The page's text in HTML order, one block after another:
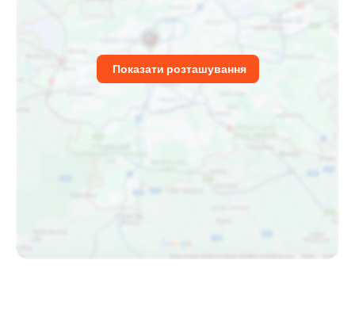
Показати розташування